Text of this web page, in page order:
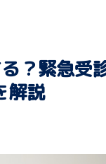
？緊急受
解説